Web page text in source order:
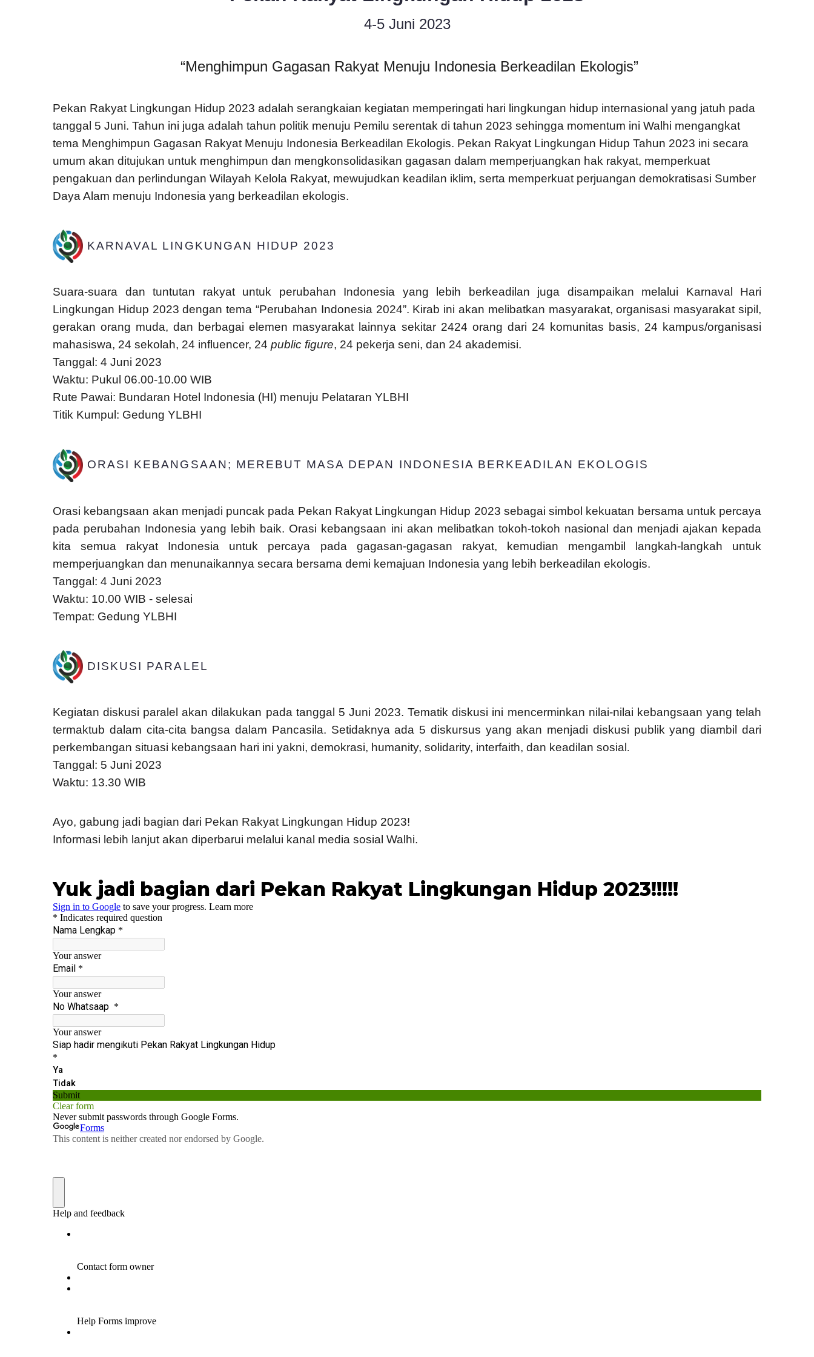
4-5 Juni 2023
“Menghimpun Gagasan Rakyat Menuju Indonesia Berkeadilan Ekologis”
Pekan Rakyat Lingkungan Hidup 2023 adalah serangkaian kegiatan memperingati hari lingkungan hidup internasional yang jatuh pada
tanggal 5 Juni. Tahun ini juga adalah tahun politik menuju Pemilu serentak di tahun 2023 sehingga momentum ini Walhi mengangkat
tema Menghimpun Gagasan Rakyat Menuju Indonesia Berkeadilan Ekologis. Pekan Rakyat Lingkungan Hidup Tahun 2023 ini secara
umum akan ditujukan untuk menghimpun dan mengkonsolidasikan gagasan dalam memperjuangkan hak rakyat, memperkuat
pengakuan dan perlindungan Wilayah Kelola Rakyat, mewujudkan keadilan iklim, serta memperkuat perjuangan demokratisasi Sumber
Daya Alam menuju Indonesia yang berkeadilan ekologis.
KARNAVAL LINGKUNGAN HIDUP 2023
Suara-suara dan tuntutan rakyat untuk perubahan Indonesia yang lebih berkeadilan juga disampaikan melalui Karnaval Hari
Lingkungan Hidup 2023 dengan tema “Perubahan Indonesia 2024”. Kirab ini akan melibatkan masyarakat, organisasi masyarakat sipil,
gerakan orang muda, dan berbagai elemen masyarakat lainnya sekitar 2424 orang dari 24 komunitas basis, 24 kampus/organisasi
mahasiswa, 24 sekolah, 24 influencer, 24 public figure, 24 pekerja seni, dan 24 akademisi.
Tanggal: 4 Juni 2023
Waktu: Pukul 06.00-10.00 WIB
Rute Pawai: Bundaran Hotel Indonesia (HI) menuju Pelataran YLBHI
Titik Kumpul: Gedung YLBHI
ORASI KEBANGSAAN; MEREBUT MASA DEPAN INDONESIA BERKEADILAN EKOLOGIS
Orasi kebangsaan akan menjadi puncak pada Pekan Rakyat Lingkungan Hidup 2023 sebagai simbol kekuatan bersama untuk percaya
pada perubahan Indonesia yang lebih baik. Orasi kebangsaan ini akan melibatkan tokoh-tokoh nasional dan menjadi ajakan kepada
kita semua rakyat Indonesia untuk percaya pada gagasan-gagasan rakyat, kemudian mengambil langkah-langkah untuk
memperjuangkan dan menunaikannya secara bersama demi kemajuan Indonesia yang lebih berkeadilan ekologis.
Tanggal: 4 Juni 2023
Waktu: 10.00 WIB - selesai
Tempat: Gedung YLBHI
DISKUSI PARALEL
Kegiatan diskusi paralel akan dilakukan pada tanggal 5 Juni 2023. Tematik diskusi ini mencerminkan nilai-nilai kebangsaan yang telah
termaktub dalam cita-cita bangsa dalam Pancasila. Setidaknya ada 5 diskursus yang akan menjadi diskusi publik yang diambil dari
perkembangan situasi kebangsaan hari ini yakni, demokrasi, humanity, solidarity, interfaith, dan keadilan sosial .
Tanggal: 5 Juni 2023
Waktu: 13.30 WIB
Ayo, gabung jadi bagian dari Pekan Rakyat Lingkungan Hidup 2023!
Informasi lebih lanjut akan diperbarui melalui kanal media sosial Walhi.